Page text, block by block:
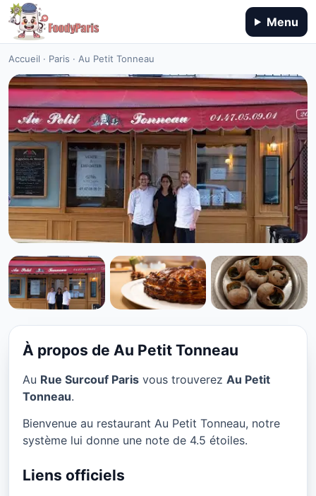
Menu
Accueil · Paris · Au Petit Tonneau
RESTAURANT
Au Petit Tonneau à Paris
★ 4.5/5
À propos de Au Petit Tonneau
Au Rue Surcouf Paris vous trouverez Au Petit
Tonneau.
Bienvenue au restaurant Au Petit Tonneau, notre
système lui donne une note de 4.5 étoiles.
Liens officiels